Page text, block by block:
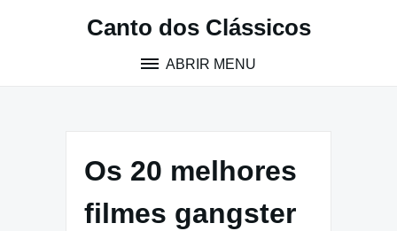
Canto dos Clássicos
ABRIR MENU
Os 20 melhores
filmes gangster